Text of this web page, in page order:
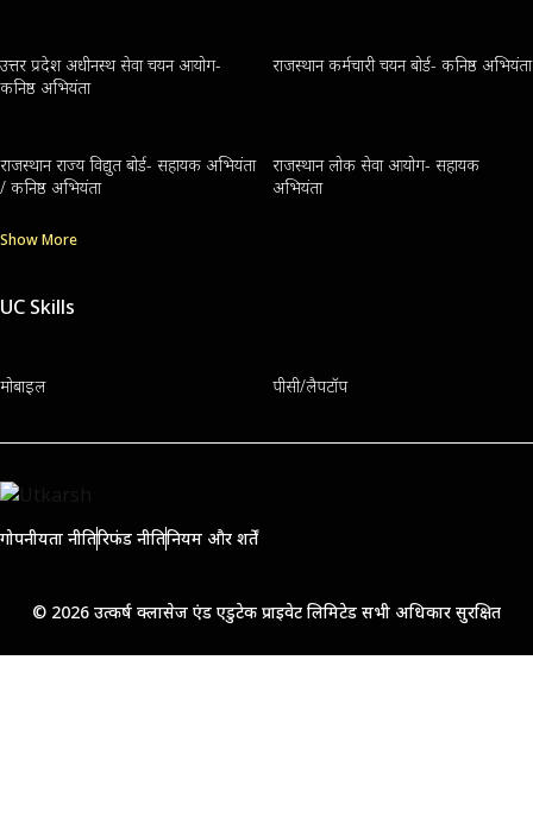
उत्तर प्रदेश अधीनस्थ सेवा चयन आयोग-
कनिष्ठ अभियंता
राजस्थान कर्मचारी चयन बोर्ड- कनिष्ठ अभियंता
राजस्थान राज्य विद्युत बोर्ड- सहायक अभियंता
/ कनिष्ठ अभियंता
राजस्थान लोक सेवा आयोग- सहायक
अभियंता
Show More
UC Skills
मोबाइल पीसी/लैपटॉप
गोपनीयता नीतिरिफंड नीतिनियम और शर्तें
© 2026 उत्कर्ष क्लासेज एंड एडुटेक प्राइवेट लिमिटेड सभी अधिकार सुरक्षित